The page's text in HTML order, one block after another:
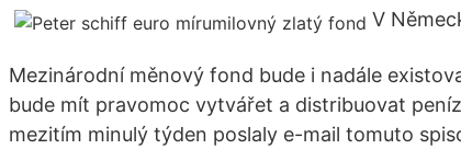
V
Mezinárodní měnový fond bude i nadále
bude mít pravomoc vytvářet a distribuovat
mezitím minulý týden poslaly e-mail tomuto